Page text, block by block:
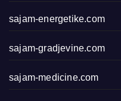
sajam-energetike.com
sajam-gradjevine.com
sajam-medicine.com